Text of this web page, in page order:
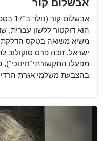
אבשלום קור
הוא דוקטור ללשון עברית,
בהצבעת משלמי אגרת הרדיו